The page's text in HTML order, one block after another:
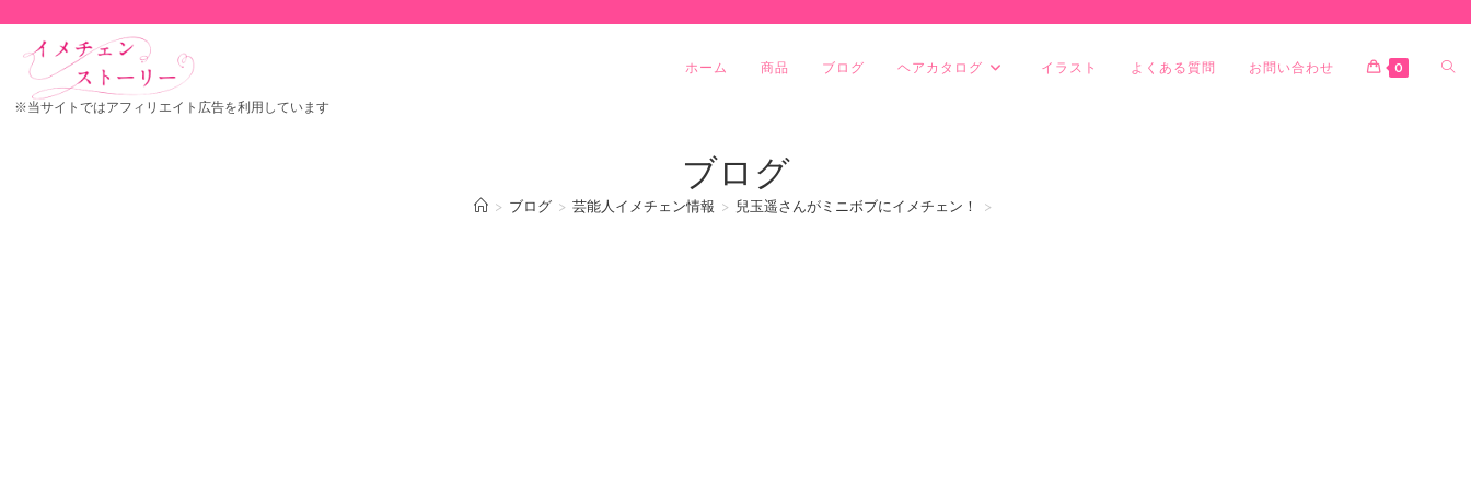
※当サイトではアフィリエイト広告を利用しています
ホーム 商品 ブログ ヘアカタログ イラスト よくある質問 お問い合わせ 0
ブログ
> ブログ > 芸能人イメチェン情報 > 兒玉遥さんがミニボブにイメチェン！ >